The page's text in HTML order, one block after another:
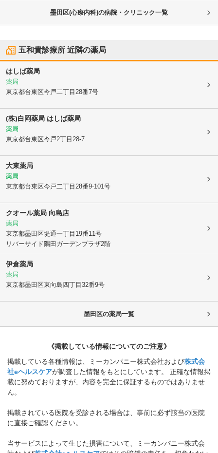
墨田区(心療内科)の病院・クリニック一覧
五和貴診療所 近隣の薬局
はしば薬局
薬局
東京都台東区今戸二丁目28番7号
(株)白岡薬局 はしば薬局
薬局
東京都台東区今戸2丁目28-7
大東薬局
薬局
東京都台東区今戸二丁目28番9-101号
クオール薬局 向島店
薬局
東京都墨田区堤通一丁目19番11号
リバーサイド隅田ガーデンプラザ2階
伊倉薬局
薬局
東京都墨田区東向島四丁目32番9号
墨田区の薬局一覧
《掲載している情報についてのご注意》
掲載している各種情報は、ミーカンパニー株式会社および株式会
社eヘルスケアが調査した情報をもとにしています。 正確な情報掲
載に努めておりますが、内容を完全に保証するものではありませ
ん。
掲載されている医院を受診される場合は、事前に必ず該当の医院
に直接ご確認ください。
当サービスによって生じた損害について、ミーカンパニー株式会